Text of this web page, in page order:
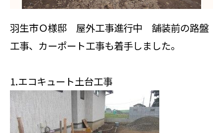
羽生市Ｏ様邸 屋外工事進行中 舗装前の路盤
工事、カーポート工事も着手しました。
1.エコキュート土台工事